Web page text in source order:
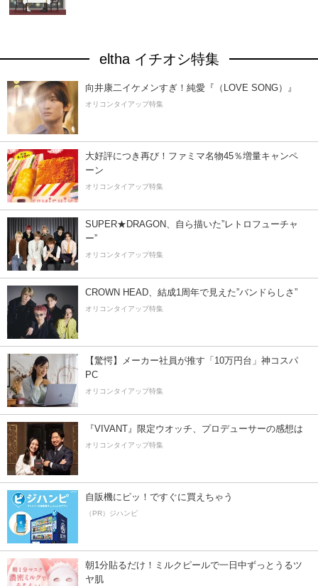
eltha イチオシ特集
向井康二イケメンすぎ！純愛『（LOVE SONG）』
オリコンタイアップ特集
大好評につき再び！ファミマ名物45％増量キャンペ
ーン
オリコンタイアップ特集
SUPER★DRAGON、自ら描いた”レトロフューチャ
ー”
オリコンタイアップ特集
CROWN HEAD、結成1周年で見えた”バンドらしさ”
オリコンタイアップ特集
【驚愕】メーカー社員が推す「10万円台」神コスパ
PC
オリコンタイアップ特集
『VIVANT』限定ウオッチ、プロデューサーの感想は
オリコンタイアップ特集
自販機にピッ！ですぐに買えちゃう
（PR）ジハンピ
朝1分貼るだけ！ミルクピールで一日中ずっとうるツ
ヤ肌